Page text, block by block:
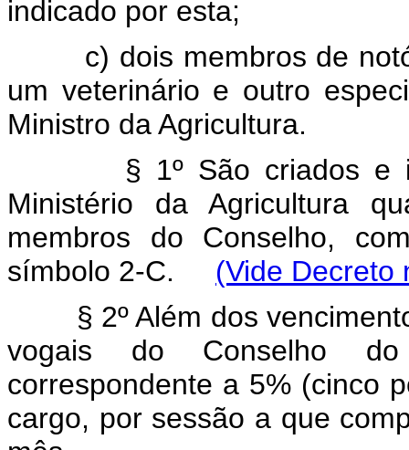
indicado por esta;
c) dois membros de
um veterinário e outro
Ministro da Agricultura.
§ 1º São criados e
Ministério da Agricultura
membros do Conselho,
símbolo 2-C. (Vide Decreto
§ 2º Além dos
vogais do Conselho do
correspondente a 5% (cinco
cargo, por sessão a que